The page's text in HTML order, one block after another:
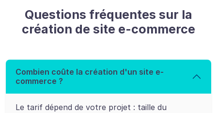
Questions fréquentes sur la
création de site e-commerce
Combien coûte la création d'un site e-
commerce ?
Le tarif dépend de votre projet : taille du